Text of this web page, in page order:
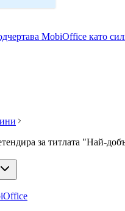
MobiOffice като
за титлата "Най-